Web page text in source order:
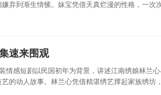
弃到渐生情愫。妹宝凭借天真烂漫的性格，一次
速来围观
情感短剧以民国初年为背景，讲述江南绣娘林兰
的动人故事。林兰心凭借精湛绣艺撑起家族绣坊